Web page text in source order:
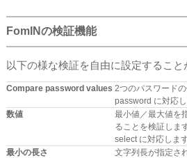
FomINの検証機能
以下の様な検証を自由に設定すること
Compare password values 2つのパスワード
password に対応し
数値
最小値／最大値を
ることを検証しま
select に対応します
最小の長さ
文字列長が指定さ